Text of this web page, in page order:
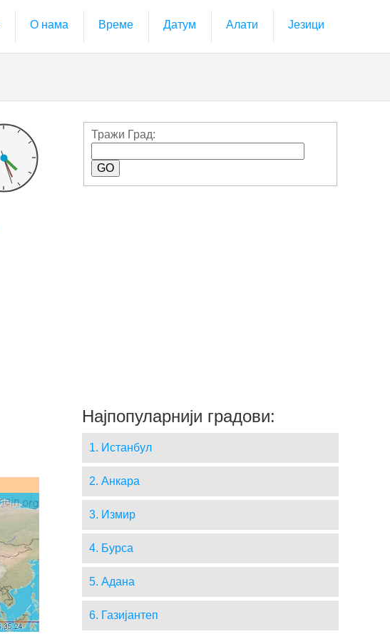
О нама Време Датум Алати Језици
Тражи Град:
Најпопуларнији градови:
1. Истанбул
2. Анкара
3. Измир
4. Бурса
5. Адана
6. Газијантеп